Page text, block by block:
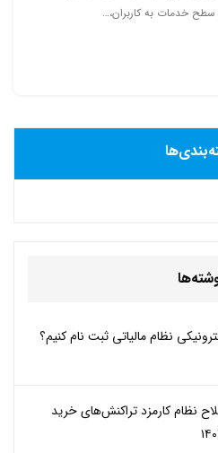
نظام مالیاتی ثبت نام کنیم؟
نظام کارمزد تراکنش‌های خرید
سطح خدمات به کاربران،…